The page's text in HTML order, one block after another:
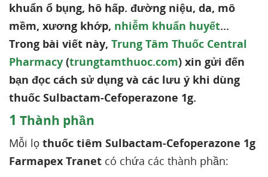
khuẩn ổ bụng, hô hấp. đường niệu, da, mô
mềm, xương khớp, nhiễm khuẩn huyết...
Trong bài viết này, Trung Tâm Thuốc Central
Pharmacy (trungtamthuoc.com) xin gửi đến
bạn đọc cách sử dụng và các lưu ý khi dùng
thuốc Sulbactam-Cefoperazone 1g.
1 Thành phần
Mỗi lọ thuốc tiêm Sulbactam-Cefoperazone 1g
Farmapex Tranet có chứa các thành phần: